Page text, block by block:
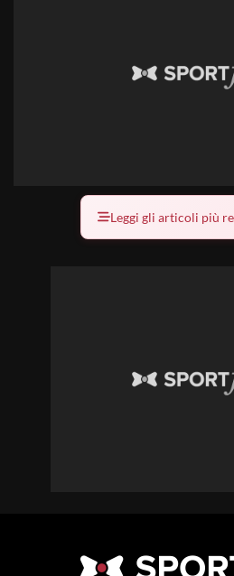
Leggi gli articoli più